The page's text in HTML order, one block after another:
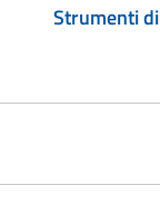
Strumenti